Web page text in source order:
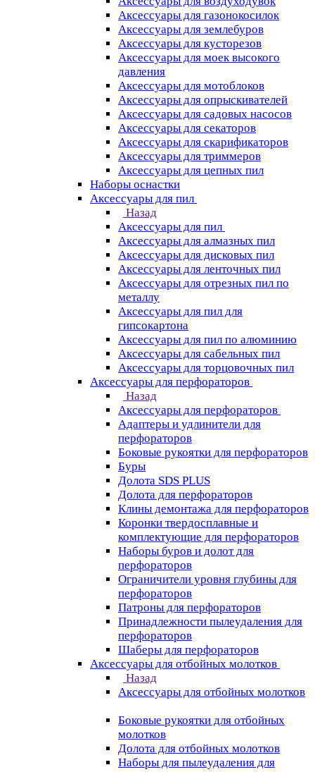
Аксессуары для газонокосилок
Аксессуары для землебуров
Аксессуары для кусторезов
Аксессуары для моек высокого
давления
Аксессуары для мотоблоков
Аксессуары для опрыскивателей
Аксессуары для садовых насосов
Аксессуары для секаторов
Аксессуары для скарификаторов
Аксессуары для триммеров
Аксессуары для цепных пил
Наборы оснастки
Аксессуары для пил
Назад
Аксессуары для пил
Аксессуары для алмазных пил
Аксессуары для дисковых пил
Аксессуары для ленточных пил
Аксессуары для отрезных пил по
металлу
Аксессуары для пил для
гипсокартона
Аксессуары для пил по алюминию
Аксессуары для сабельных пил
Аксессуары для торцовочных пил
Аксессуары для перфораторов
Назад
Аксессуары для перфораторов
Адаптеры и удлинители для
перфораторов
Боковые рукоятки для перфораторов
Буры
Долота SDS PLUS
Долота для перфораторов
Клины демонтажа для перфораторов
Коронки твердосплавные и
комплектующие для перфораторов
Наборы буров и долот для
перфораторов
Ограничители уровня глубины для
перфораторов
Патроны для перфораторов
Принадлежности пылеудаления для
перфораторов
Шаберы для перфораторов
Аксессуары для отбойных молотков
Назад
Аксессуары для отбойных молотков
Боковые рукоятки для отбойных
молотков
Долота для отбойных молотков
Наборы для пылеудаления для